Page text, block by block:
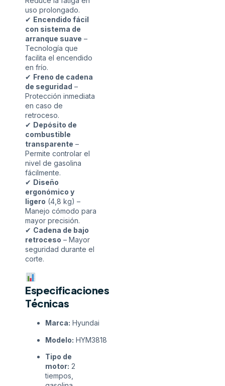
uso prolongado.
✔ Encendido fácil
con sistema de
arranque suave –
Tecnología que
facilita el encendido
en frío.
✔ Freno de cadena
de seguridad –
Protección inmediata
en caso de
retroceso.
✔ Depósito de
combustible
transparente –
Permite controlar el
nivel de gasolina
fácilmente.
✔ Diseño
ergonómico y
ligero (4,8 kg) –
Manejo cómodo para
mayor precisión.
✔ Cadena de bajo
retroceso – Mayor
seguridad durante el
corte.
Especificaciones
Técnicas
Marca: Hyundai
Modelo: HYM3818
Tipo de
motor: 2
tiempos,